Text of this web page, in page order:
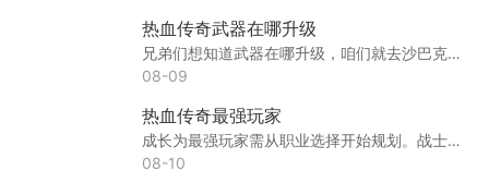
热血传奇武器在哪升级
兄弟们想知道武器在哪升级，咱们就去沙巴克武器店或者比奇铁匠铺找专门的武器升级NPC，这些地方都有专业的武器打造师傅为咱们服务。准备好想要升级的武器，还有足够的黑铁矿和
08-09
热血传奇最强玩家
成长为最强玩家需从职业选择开始规划。战士职业以高血量和近战物理输出为主要特点，后期爆发能力强；法师职业依赖远程魔法攻击，拥有丰富的群体技能，适合偏好策略操作的玩家
08-10